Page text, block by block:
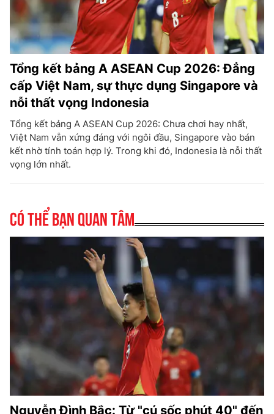
Tổng kết bảng A ASEAN Cup 2026: Đẳng
cấp Việt Nam, sự thực dụng Singapore và
nỗi thất vọng Indonesia
Tổng kết bảng A ASEAN Cup 2026: Chưa chơi hay nhất,
Việt Nam vẫn xứng đáng với ngôi đầu, Singapore vào bán
kết nhờ tính toán hợp lý. Trong khi đó, Indonesia là nỗi thất
vọng lớn nhất.
Có thể bạn quan tâm
Nguyễn Đình Bắc: Từ "cú sốc phút 40" đến